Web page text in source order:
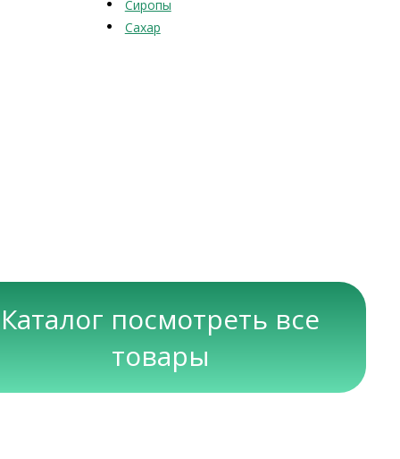
Сиропы
Сахар
Каталог посмотреть все
товары